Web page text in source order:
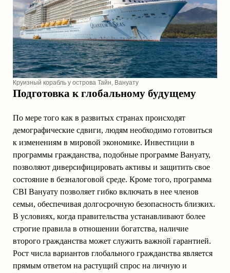
Круизный корабль у острова Тайн, Вануату
Подготовка к глобальному будущему
По мере того как в развитых странах происходят
демографические сдвиги, людям необходимо готовиться
к изменениям в мировой экономике. Инвестиции в
программы гражданства, подобные программе Вануату,
позволяют диверсифицировать активы и защитить свое
состояние в безналоговой среде. Кроме того, программа
CBI Вануату позволяет гибко включать в нее членов
семьи, обеспечивая долгосрочную безопасность близких.
В условиях, когда правительства устанавливают более
строгие правила в отношении богатства, наличие
второго гражданства может служить важной гарантией.
Рост числа вариантов глобального гражданства является
прямым ответом на растущий спрос на личную и